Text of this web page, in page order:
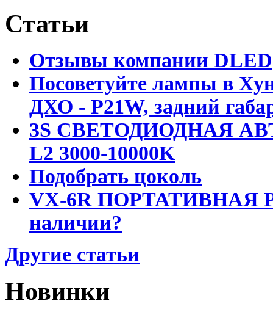
Статьи
Отзывы компании DLED
Посоветуйте лампы в
ДХО - P21W, задний
3S СВЕТОДИОДНАЯ
L2 3000-10000K
Подобрать цоколь
VX-6R ПОРТАТИВНАЯ
наличии?
Другие статьи
Новинки